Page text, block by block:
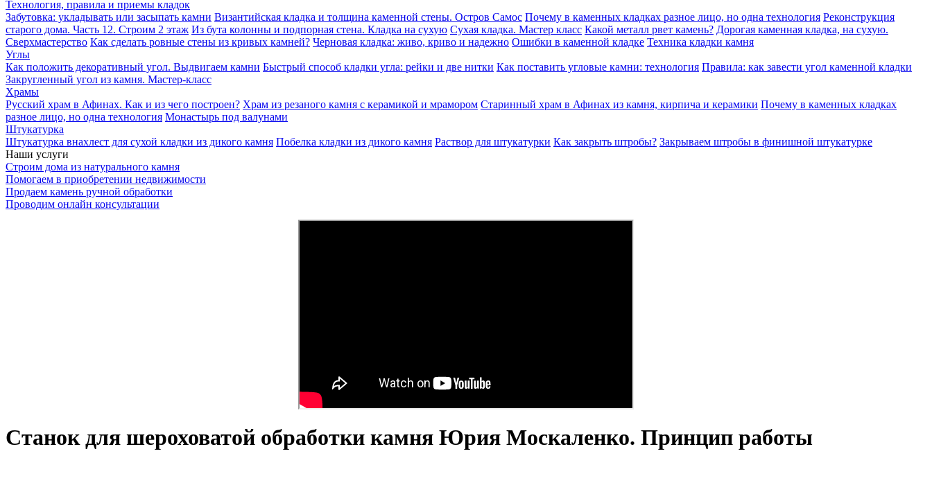
Технология, правила и приемы кладок
Забутовка: укладывать или засыпать камни Византийская кладка и толщина каменной стены. Остров Самос Почему в каменных кладках разное лицо, но одна технология Реконструкция
старого дома. Часть 12. Строим 2 этаж Из бута колонны и подпорная стена. Кладка на сухую Сухая кладка. Мастер класс Какой металл рвет камень? Дорогая каменная кладка, на сухую.
Сверхмастерство Как сделать ровные стены из кривых камней? Черновая кладка: живо, криво и надежно Ошибки в каменной кладке Техника кладки камня
Углы
Как положить декоративный угол. Выдвигаем камни Быстрый способ кладки угла: рейки и две нитки Как поставить угловые камни: технология Правила: как завести угол каменной кладки
Закругленный угол из камня. Мастер-класс
Храмы
Русский храм в Афинах. Как и из чего построен? Храм из резаного камня c керамикой и мрамором Старинный храм в Афинах из камня, кирпича и керамики Почему в каменных кладках
разное лицо, но одна технология Монастырь под валунами
Штукатурка
Штукатурка внахлест для сухой кладки из дикого камня Побелка кладки из дикого камня Раствор для штукатурки Как закрыть штробы? Закрываем штробы в финишной штукатурке
Наши услуги
Строим дома из натурального камня
Помогаем в приобретении недвижимости
Продаем камень ручной обработки
Проводим онлайн консультации
Станок для шероховатой обработки камня Юрия Москаленко. Принцип работы